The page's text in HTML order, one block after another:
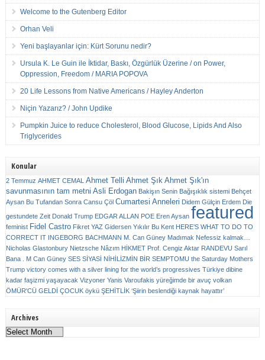
Welcome to the Gutenberg Editor
Orhan Veli
Yeni başlayanlar için: Kürt Sorunu nedir?
Ursula K. Le Guin ile İktidar, Baskı, Özgürlük Üzerine / on Power,
Oppression, Freedom / MARIA POPOVA
20 Life Lessons from Native Americans / Hayley Anderton
Niçin Yazarız? / John Updike
Pumpkin Juice to reduce Cholesterol, Blood Glucose, Lipids And Also
Triglycerides
Konular
2 Temmuz AHMET CEMAL Ahmet Telli Ahmet Şık Ahmet Şık'ın
savunmasının tam metni Asli Erdogan Bakişın Senin Bağışıklık sistemi Behçet
Aysan Bu Tufandan Sonra Cansu Çöl Cumartesi Anneleri Didem Gülçin Erdem Die
gestundete Zeit Donald Trump EDGAR ALLAN POE Eren Aysan featured
feminist Fidel Castro Fikret YAZ Gidersen Yıkılır Bu Kent HERE’S WHAT TO DO TO
CORRECT IT INGEBORG BACHMANN M. Can Güney Madımak Nefessiz kalmak…
Nicholas Glastonbury Nietzsche Nâzım HİKMET Prof. Cengiz Aktar RANDEVU Sarıl
Bana . M Can Güney SES SİYASİ NİHİLİZMİN BİR SEMPTOMU the Saturday Mothers
Trump victory comes with a silver lining for the world’s progressives Türkiye dibine
kadar faşizmi yaşayacak Vizyoner Yanis Varoufakis yüreğimde bir avuç volkan
ÖMÜR'CÜ GELDİ ÇOCUK öykü ŞEHİTLİK ‘Şiirin beslendiği kaynak hayattır’
Archives
Archives